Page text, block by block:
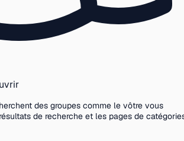
des groupes comme le vôtre vous
de recherche et les pages de